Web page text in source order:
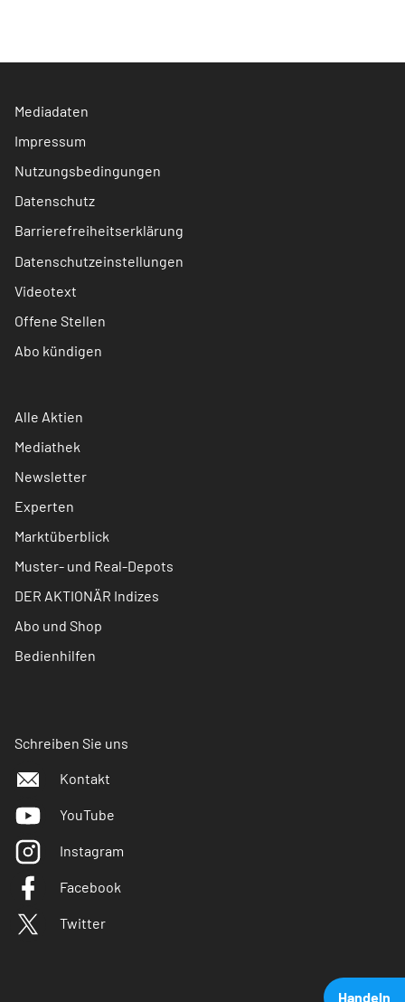
Handeln
Mediadaten
Impressum
Nutzungsbedingungen
Datenschutz
Barrierefreiheitserklärung
Datenschutzeinstellungen
Videotext
Offene Stellen
Abo kündigen
Alle Aktien
Mediathek
Newsletter
Experten
Marktüberblick
Muster- und Real-Depots
DER AKTIONÄR Indizes
Abo und Shop
Bedienhilfen
Schreiben Sie uns
Kontakt
YouTube
Instagram
Facebook
Twitter